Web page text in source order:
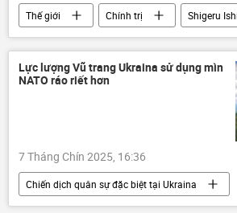
Thế giới Chính trị
Shigeru
Nhật Bản
Lực lượng Vũ trang Ukraina sử dụng mìn
NATO ráo riết hơn
7 Tháng Chín 2025, 16:36
Chiến dịch quân sự đặc biệt tại Ukraina
Ukraina
Cuộc khủng hoảng ở Ukraina